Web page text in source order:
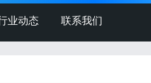
业动态 联系我们